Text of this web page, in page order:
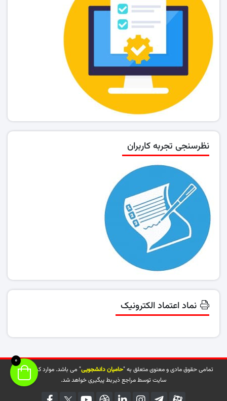
نظرسنجی تجربه کاربران
نماد اعتماد الکترونیک
تمامی حقوق مادی و معنوی متعلق به "حامیان دانشجویی" می باشد. موارد کپی شده از
سایت توسط مراجع ذیربط پیگیری خواهد شد.
0